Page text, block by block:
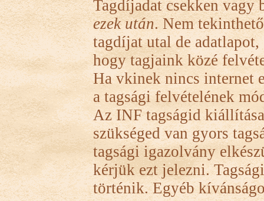
Tagdíjadat csekken
ezek után. Nem
tagdíjat utal de
hogy tagjaink közé
Ha vkinek nincs internet
a tagsági felvételének
Az INF tagságid
szükséged van gyors
tagsági igazolvány
kérjük ezt jelezni.
történik. Egyéb